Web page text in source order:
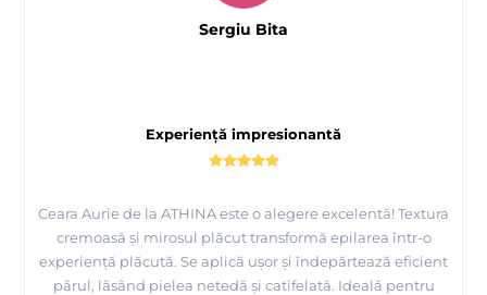
Experiență impresionantă
Ceara Aurie de la ATHINA este o alegere excelentă! Textura
cremoasă și mirosul plăcut transformă epilarea într-o
experiență plăcută. Se aplică ușor și îndepărtează eficient
părul, lăsând pielea netedă și catifelată. Ideală pentru
Sergiu Bita